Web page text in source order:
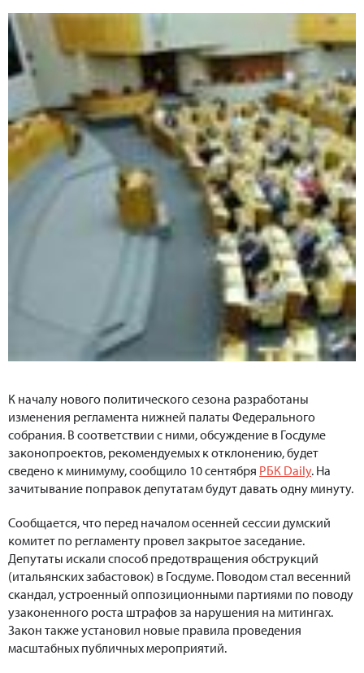
К началу нового политического сезона разработаны
изменения регламента нижней палаты Федерального
собрания. В соответствии с ними, обсуждение в Госдуме
законопроектов, рекомендуемых к отклонению, будет
сведено к минимуму, сообщило 10 сентября РБК Daily. На
зачитывание поправок депутатам будут давать одну минуту.
Сообщается, что перед началом осенней сессии думский
комитет по регламенту провел закрытое заседание.
Депутаты искали способ предотвращения обструкций
(итальянских забастовок) в Госдуме. Поводом стал весенний
скандал, устроенный оппозиционными партиями по поводу
узаконенного роста штрафов за нарушения на митингах.
Закон также установил новые правила проведения
масштабных публичных мероприятий.